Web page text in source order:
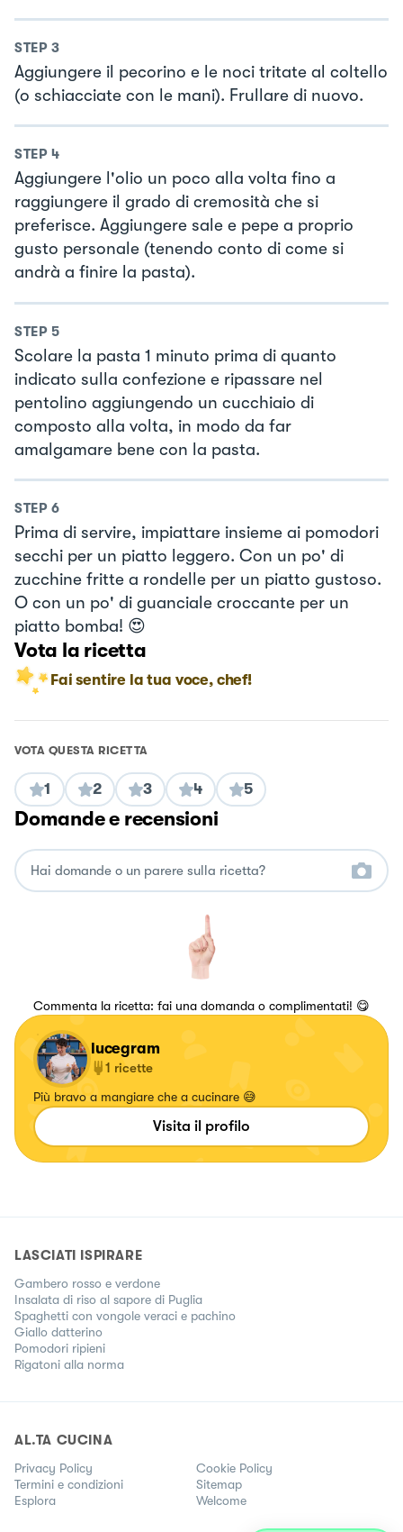
STEP 3
Aggiungere il pecorino e le noci tritate al coltello
(o schiacciate con le mani). Frullare di nuovo.
STEP 4
Aggiungere l'olio un poco alla volta fino a
raggiungere il grado di cremosità che si
preferisce. Aggiungere sale e pepe a proprio
gusto personale (tenendo conto di come si
andrà a finire la pasta).
STEP 5
Scolare la pasta 1 minuto prima di quanto
indicato sulla confezione e ripassare nel
pentolino aggiungendo un cucchiaio di
composto alla volta, in modo da far
amalgamare bene con la pasta.
STEP 6
Prima di servire, impiattare insieme ai pomodori
secchi per un piatto leggero. Con un po' di
zucchine fritte a rondelle per un piatto gustoso.
O con un po' di guanciale croccante per un
piatto bomba! 😍
Vota la ricetta
Fai sentire la tua voce, chef!
VOTA QUESTA RICETTA
1 2 3 4 5
Domande e recensioni
Commenta la ricetta: fai una domanda o complimentati! 😋
lucegram
1 ricette
Più bravo a mangiare che a cucinare 😅
Visita il profilo
LASCIATI ISPIRARE
Gambero rosso e verdone
Insalata di riso al sapore di Puglia
Spaghetti con vongole veraci e pachino
Giallo datterino
Pomodori ripieni
Rigatoni alla norma
AL.TA CUCINA
Privacy Policy
Cookie Policy
Termini e condizioni
Sitemap
Esplora
Welcome